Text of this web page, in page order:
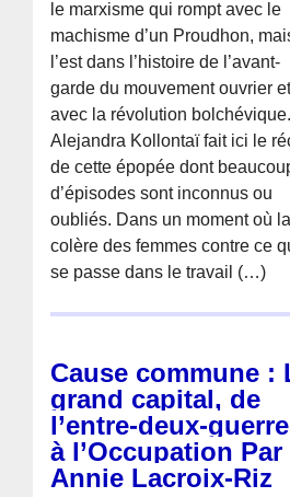
le marxisme qui rompt avec le
machisme d’un Proudhon,
l’est dans l’histoire de l’avant-
garde du mouvement ouvrier
avec la révolution bolchévique.
Alejandra Kollontaï fait ici le
de cette épopée dont
d’épisodes sont inconnus ou
oubliés. Dans un moment où la
colère des femmes contre ce
se passe dans le travail (…)
Cause commune :
grand capital, de
l’entre-deux-
à l’Occupation Par
Annie Lacroix-Riz